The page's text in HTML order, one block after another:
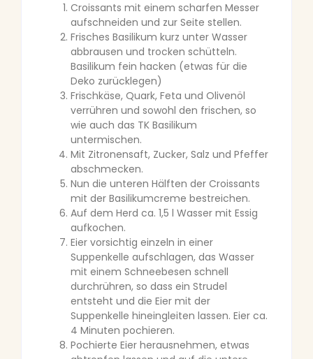
Croissants mit einem scharfen Messer
aufschneiden und zur Seite stellen.
Frisches Basilikum kurz unter Wasser
abbrausen und trocken schütteln.
Basilikum fein hacken (etwas für die
Deko zurücklegen)
Frischkäse, Quark, Feta und Olivenöl
verrühren und sowohl den frischen, so
wie auch das TK Basilikum
untermischen.
Mit Zitronensaft, Zucker, Salz und Pfeffer
abschmecken.
Nun die unteren Hälften der Croissants
mit der Basilikumcreme bestreichen.
Auf dem Herd ca. 1,5 l Wasser mit Essig
aufkochen.
Eier vorsichtig einzeln in einer
Suppenkelle aufschlagen, das Wasser
mit einem Schneebesen schnell
durchrühren, so dass ein Strudel
entsteht und die Eier mit der
Suppenkelle hineingleiten lassen. Eier ca.
4 Minuten pochieren.
Pochierte Eier herausnehmen, etwas